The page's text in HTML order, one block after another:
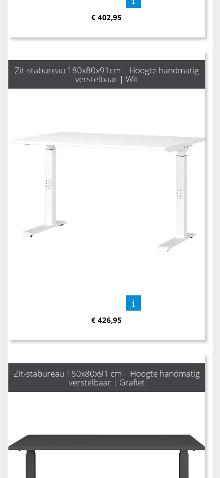
€ 402,95
Zit-stabureau 180x80x91cm | Hoogte handmatig
verstelbaar | Wit
€ 426,95
Zit-stabureau 180x80x91 cm | Hoogte handmatig
verstelbaar | Grafiet